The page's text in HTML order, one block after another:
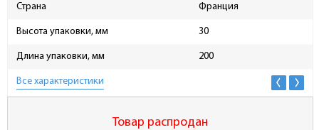
Страна Франция
Высота упаковки, мм 30
Длина упаковки, мм 200
Все характеристики
Товар распродан